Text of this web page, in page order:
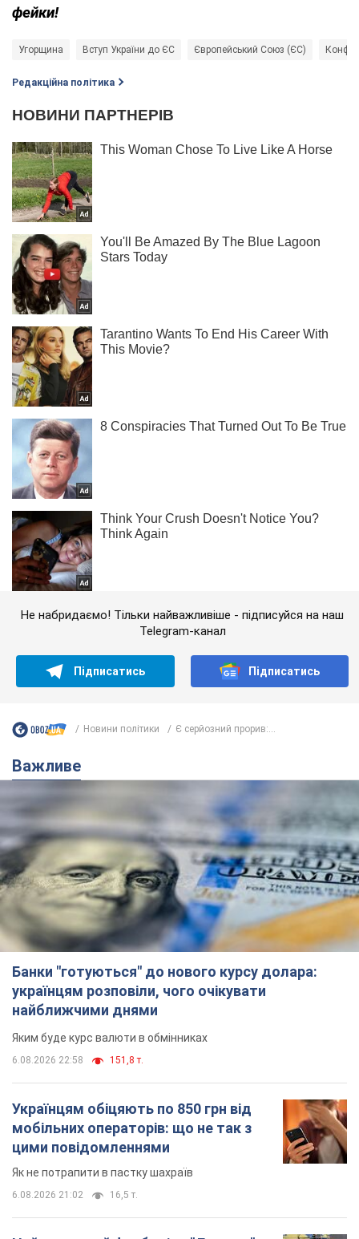
фейки!
Угорщина Вступ України до ЄС Європейський Союз (ЄС)
Редакційна політика
Не набридаємо! Тільки найважливіше - підписуйся на наш
Telegram-канал
Підписатись Підписатись
Новини політики Є серйозний прорив:...
Важливе
Банки "готуються" до нового курсу долара:
українцям розповіли, чого очікувати
найближчими днями
Яким буде курс валюти в обмінниках
6.08.2026 22:58 151,8 т.
Українцям обіцяють по 850 грн від
мобільних операторів: що не так з
цими повідомленнями
Як не потрапити в пастку шахраїв
6.08.2026 21:02 16,5 т.